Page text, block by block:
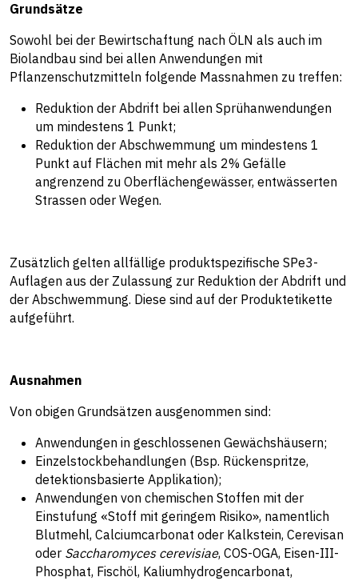
Grundsätze
Sowohl bei der Bewirtschaftung nach ÖLN als auch im
Biolandbau sind bei allen Anwendungen mit
Pflanzenschutzmitteln folgende Massnahmen zu treffen:
Reduktion der Abdrift bei allen Sprühanwendungen
um mindestens 1 Punkt;
Reduktion der Abschwemmung um mindestens 1
Punkt auf Flächen mit mehr als 2% Gefälle
angrenzend zu Oberflächengewässer, entwässerten
Strassen oder Wegen.
Zusätzlich gelten allfällige produktspezifische SPe3-
Auflagen aus der Zulassung zur Reduktion der Abdrift und
der Abschwemmung. Diese sind auf der Produktetikette
aufgeführt.
Ausnahmen
Von obigen Grundsätzen ausgenommen sind:
Anwendungen in geschlossenen Gewächshäusern;
Einzelstockbehandlungen (Bsp. Rückenspritze,
detektionsbasierte Applikation);
Anwendungen von chemischen Stoffen mit der
Einstufung «Stoff mit geringem Risiko», namentlich
Blutmehl, Calciumcarbonat oder Kalkstein, Cerevisan
oder Saccharomyces cerevisiae, COS-OGA, Eisen-III-
Phosphat, Fischöl, Kaliumhydrogencarbonat,